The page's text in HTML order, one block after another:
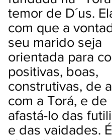
temor de D´us.
com que a
seu marido seja
orientada para
positivas, boas,
construtivas, de
com a Torá, e de
afastá-lo das
e das vaidades.